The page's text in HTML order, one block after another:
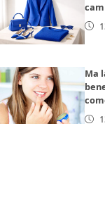
Ma